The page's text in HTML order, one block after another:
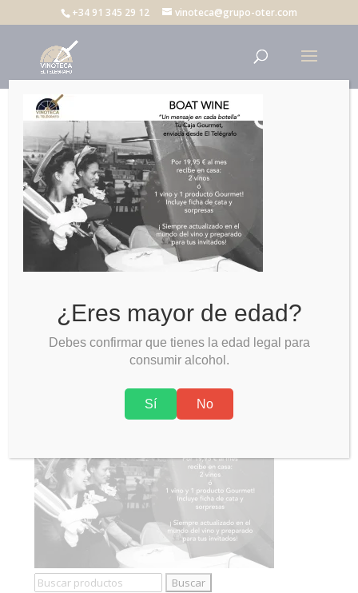
+34 91 345 29 12 vinoteca@grupo-oter.com
CARTEL BOAT WINE
Buscar:
¿Eres mayor de edad?
Debes confirmar que tienes la edad legal para
consumir alcohol.
Sí No